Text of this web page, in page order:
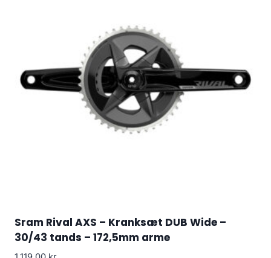
Sram Rival AXS – Kranksæt DUB Wide –
30/43 tands – 172,5mm arme